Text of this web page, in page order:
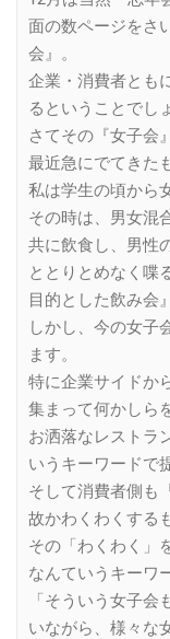
面の数ページをさ
会』。
企業・消費者とも
るということでし
さてその『女子会
最近急にでてきた
私は学生の頃から
その時は、男女混
共に飲食し、男性
ととりとめなく喋
目的とした飲み会
しかし、今の女子
ます。
特に企業サイドか
集まって何かしら
お洒落なレストラ
いうキーワードで
そして消費者側も
故かわくわくする
その「わくわく」
なんていうキーワ
「そういう女子
いながら、様々な